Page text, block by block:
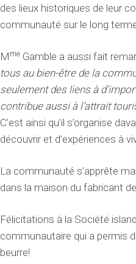
des lieux historiques de leur
communauté sur le long
M me Gamble a aussi fait
tous au bien-être de la
seulement des liens à
contribue aussi à l’attrait
C’est ainsi qu’il s’organise
découvrir et d’expériences à
La communauté s’apprête
dans la maison du fabricant
Félicitations à la Société
communautaire qui a permis
beurre!